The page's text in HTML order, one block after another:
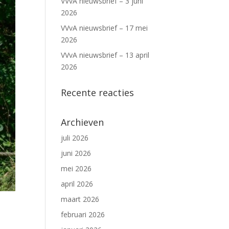
2026
VVvA nieuwsbrief – 17 mei
2026
VVvA nieuwsbrief – 13 april
2026
Recente reacties
Archieven
juli 2026
juni 2026
mei 2026
april 2026
maart 2026
februari 2026